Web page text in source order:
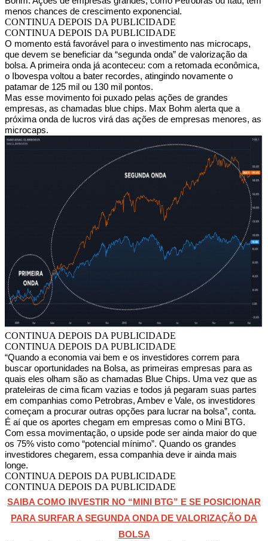
menos chances de crescimento exponencial.
CONTINUA DEPOIS DA PUBLICIDADE
CONTINUA DEPOIS DA PUBLICIDADE
O momento está favorável para o investimento nas microcaps,
que devem se beneficiar da “segunda onda” de valorização da
bolsa. A primeira onda já aconteceu: com a retomada econômica,
o Ibovespa voltou a bater recordes, atingindo novamente o
patamar de 125 mil ou 130 mil pontos.
Mas esse movimento foi puxado pelas ações de grandes
empresas, as chamadas blue chips. Max Bohm alerta que a
próxima onda de lucros virá das ações de empresas menores, as
microcaps.
CONTINUA DEPOIS DA PUBLICIDADE
CONTINUA DEPOIS DA PUBLICIDADE
“Quando a economia vai bem e os investidores correm para
buscar oportunidades na Bolsa, as primeiras empresas para as
quais eles olham são as chamadas Blue Chips. Uma vez que as
prateleiras de cima ficam vazias e todos já pegaram suas partes
em companhias como Petrobras, Ambev e Vale, os investidores
começam a procurar outras opções para lucrar na bolsa”, conta.
É aí que os aportes chegam em empresas como o Mini BTG.
Com essa movimentação, o upside pode ser ainda maior do que
os 75% visto como “potencial mínimo”. Quando os grandes
investidores chegarem, essa companhia deve ir ainda mais
longe.
CONTINUA DEPOIS DA PUBLICIDADE
CONTINUA DEPOIS DA PUBLICIDADE
SAIBA COMO INVESTIR NO “MINI BTG” E SE POSICIONAR
PARA SURFAR A SEGUNDA ONDA DE VALORIZAÇÃO DA
BOLSA